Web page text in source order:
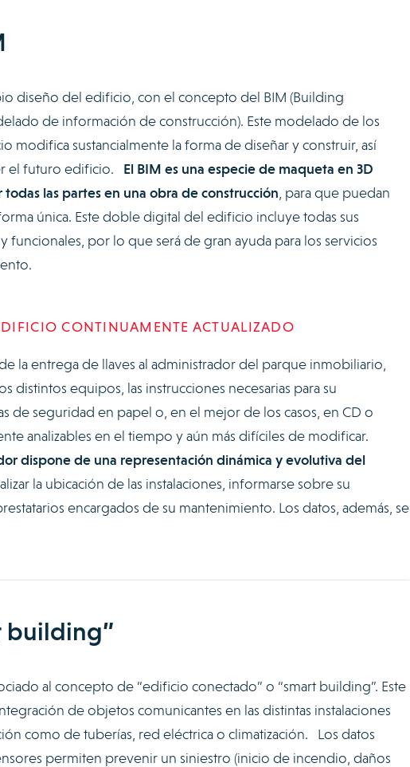
diseño del edificio, con el concepto del BIM (Building
de información de construcción). Este modelado de los
modifica sustancialmente la forma de diseñar y construir, así
el futuro edificio. El BIM es una especie de maqueta en 3D
las partes en una obra de construcción , para que puedan
única. Este doble digital del edificio incluye todas sus
y funcionales, por lo que será de gran ayuda para los servicios
CONTINUAMENTE ACTUALIZADO
la entrega de llaves al administrador del parque inmobiliario,
distintos equipos, las instrucciones necesarias para su
de seguridad en papel o, en el mejor de los casos, en CD o
analizables en el tiempo y aún más difíciles de modificar.
dispone de una representación dinámica y evolutiva del
la ubicación de las instalaciones, informarse sobre su
encargados de su mantenimiento. Los datos, además, se
building”
al concepto de “edificio conectado” o “smart building”. Este
de objetos comunicantes en las distintas instalaciones
como de tuberías, red eléctrica o climatización. Los datos
permiten prevenir un siniestro (inicio de incendio, daños